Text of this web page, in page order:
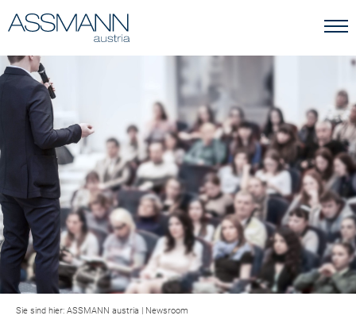
Sie sind hier: ASSMANN austria | Newsroom